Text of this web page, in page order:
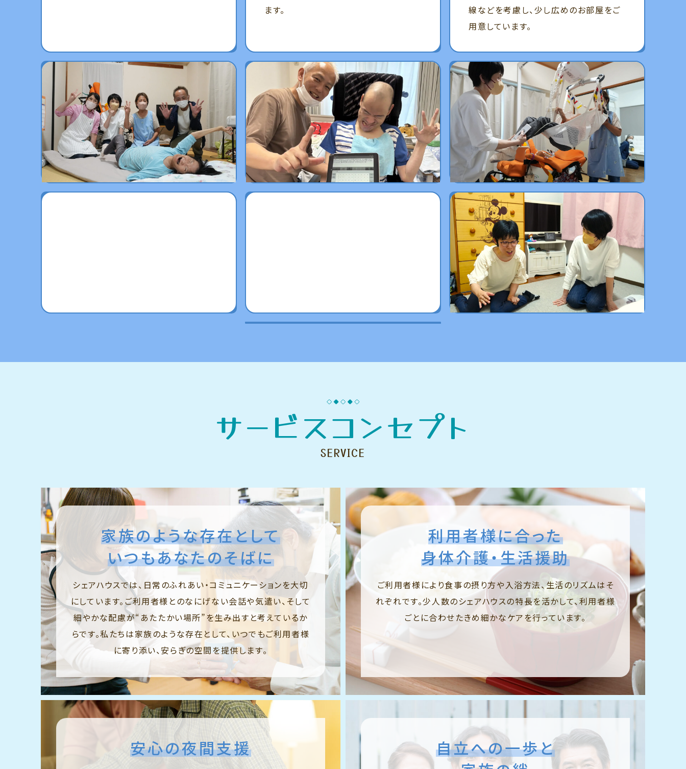
ます。
線などを考慮し、少し広めのお部屋をご
用意しています。
サービスコンセプト
SERVICE
家族のような存在として
いつもあなたのそばに
シェアハウスでは、日常のふれあい・コミュニケーションを大切
にしています。ご利用者様とのなにげない会話や気遣い、そして
細やかな配慮が“あたたかい場所”を生み出すと考えているか
らです。私たちは家族のような存在として、いつでもご利用者様
に寄り添い、安らぎの空間を提供します。
利用者様に合った
身体介護・生活援助
ご利用者様により食事の摂り方や入浴方法、生活のリズムはそ
れぞれです。少人数のシェアハウスの特長を活かして、利用者様
ごとに合わせたきめ細かなケアを行っています。
安心の夜間支援
自立への一歩と